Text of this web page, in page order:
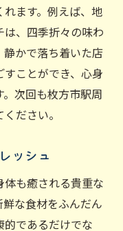
ます。例えば、地
、四季折々の味わ
かで落ち着いた店
ことができ、心身
次回も枚方市駅周
ださい。
ッシュ
も癒される貴重な
な食材をふんだん
的であるだけでな